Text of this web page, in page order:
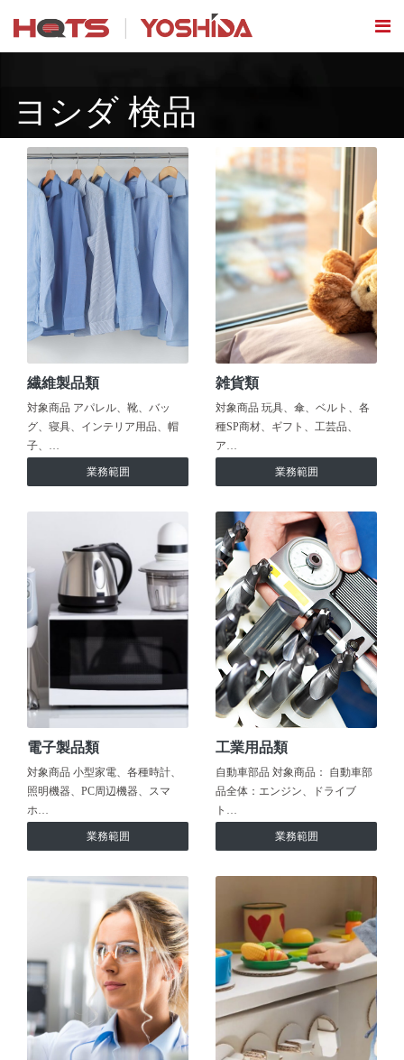
ヨシダ 検品
繊維製品類
対象商品 アパレル、靴、バッ
グ、寝具、インテリア用品、帽
子、…
業務範囲
雑貨類
対象商品 玩具、傘、ベルト、各
種SP商材、ギフト、工芸品、
ア…
業務範囲
電子製品類
対象商品 小型家電、各種時計、
照明機器、PC周辺機器、スマ
ホ…
業務範囲
工業用品類
自動車部品 対象商品： 自動車部
品全体：エンジン、ドライブ
ト…
業務範囲